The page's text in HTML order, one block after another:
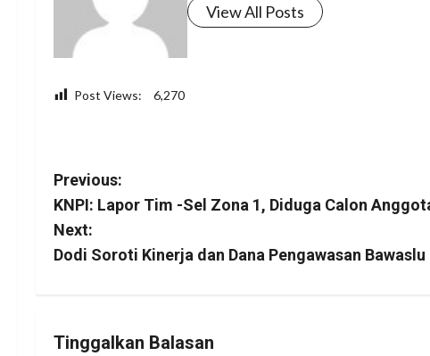
View All Posts
Post Views: 6,270
P
o
s
n
Previous:
KNPI: Lapor Tim -Sel Zona 1, Diduga Calon
Next:
Dodi Soroti Kinerja dan Dana Pengawasan
Tinggalkan Balasan